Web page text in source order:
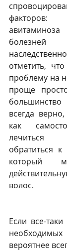
отметить,
проблему на
проще
всегда
как
лечиться
обратиться
который
волос.
Если все-
вероятнее